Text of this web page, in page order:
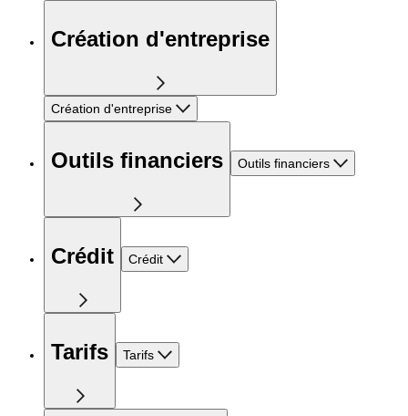
Création d'entreprise
Création d'entreprise
Outils financiers Outils financiers
Crédit Crédit
Tarifs Tarifs